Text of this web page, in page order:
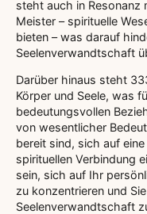
steht auch in Resonanz
Meister – spirituelle
bieten – was darauf
Seelenverwandtschaft
Darüber hinaus steht
Körper und Seele, was
bedeutungsvollen
von wesentlicher
bereit sind, sich auf
spirituellen Verbindung
sein, sich auf Ihr
zu konzentrieren und
Seelenverwandtschaft